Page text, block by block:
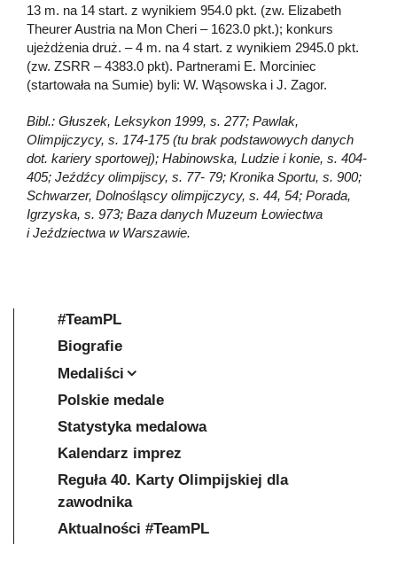
13 m. na 14 start. z wynikiem 954.0 pkt. (zw. Elizabeth
Theurer Austria na Mon Cheri – 1623.0 pkt.); konkurs
ujeżdżenia druż. – 4 m. na 4 start. z wynikiem 2945.0 pkt.
(zw. ZSRR – 4383.0 pkt). Partnerami E. Morciniec
(startowała na Sumie) byli: W. Wąsowska i J. Zagor.
Bibl.: Głuszek, Leksykon 1999, s. 277; Pawlak,
Olimpijczycy, s. 174-175 (tu brak podstawowych danych
dot. kariery sportowej); Habinowska, Ludzie i konie, s. 404-
405; Jeźdźcy olimpijscy, s. 77- 79; Kronika Sportu, s. 900;
Schwarzer, Dolnośląscy olimpijczycy, s. 44, 54; Porada,
Igrzyska, s. 973; Baza danych Muzeum Łowiectwa
i Jeździectwa w Warszawie.
#TeamPL
Biografie
Medaliści
Polskie medale
Statystyka medalowa
Kalendarz imprez
Reguła 40. Karty Olimpijskiej dla
zawodnika
Aktualności #TeamPL